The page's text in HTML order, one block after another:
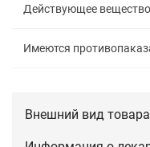
Действующее
Имеются
Внешний вид